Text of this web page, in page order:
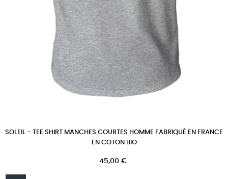
SOLEIL - TEE SHIRT MANCHES COURTES HOMME FABRIQUÉ EN FRANCE
EN COTON BIO
Prix
45,00 €